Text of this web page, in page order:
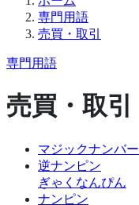
専門用語
売買・取引
専門用語
売買・取引
マジックナンバー
逆ナンピン
ぎゃくなんぴん
ナンピン